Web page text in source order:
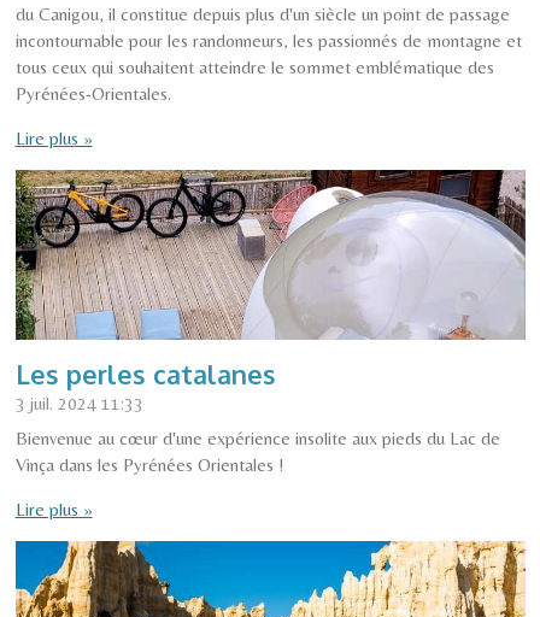
du Canigou, il constitue depuis plus d'un siècle un point de passage
incontournable pour les randonneurs, les passionnés de montagne et
tous ceux qui souhaitent atteindre le sommet emblématique des
Pyrénées-Orientales.
Lire plus »
Les perles catalanes
3 juil. 2024 11:33
Bienvenue au cœur d'une expérience insolite aux pieds du Lac de
Vinça dans les Pyrénées Orientales !
Lire plus »